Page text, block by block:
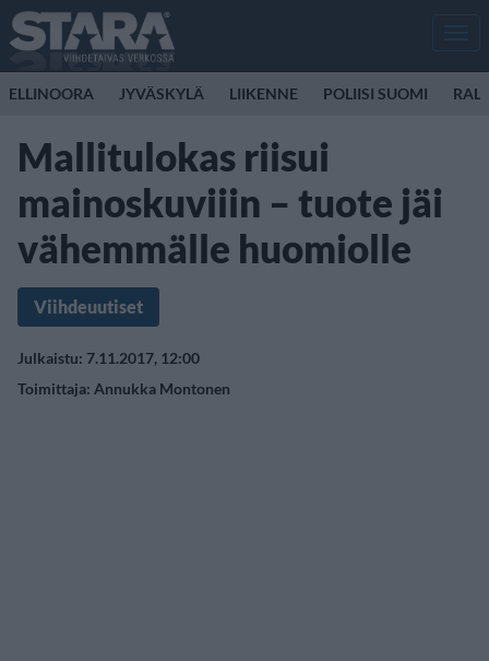
ELLINOORA JYVÄSKYLÄ LIIKENNE POLIISI SUOMI
Mallitulokas riisui
mainoskuviiin – tuote jäi
vähemmälle huomiolle
Viihdeuutiset
Julkaistu: 7.11.2017, 12:00
Toimittaja: Annukka Montonen